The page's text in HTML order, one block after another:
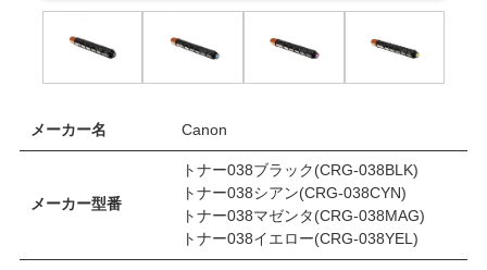
メーカー名 Canon
メーカー型番
トナー038ブラック(CRG-038BLK)
トナー038シアン(CRG-038CYN)
トナー038マゼンタ(CRG-038MAG)
トナー038イエロー(CRG-038YEL)